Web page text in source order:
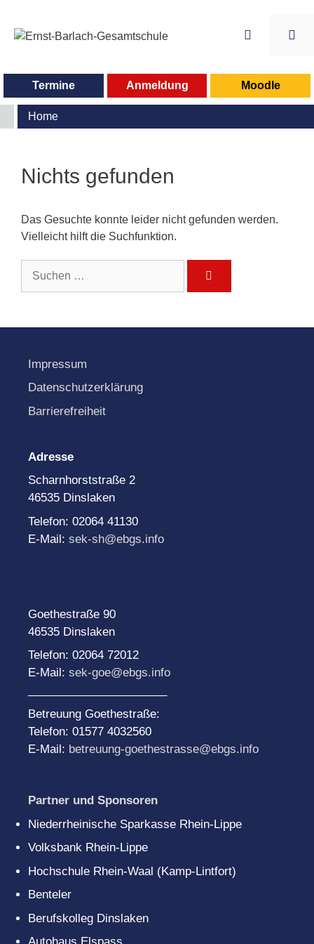
springen
Home
Termine Anmeldung Moodle
Nichts gefunden
Das Gesuchte konnte leider nicht gefunden werden.
Vielleicht hilft die Suchfunktion.
Impressum
Datenschutzerklärung
Barrierefreiheit
Adresse
Scharnhorststraße 2
46535 Dinslaken
Telefon: 02064 41130
E-Mail: sek-sh@ebgs.info
Goethestraße 90
46535 Dinslaken
Telefon: 02064 72012
E-Mail: sek-goe@ebgs.info
Betreuung Goethestraße:
Telefon: 01577 4032560
E-Mail: betreuung-goethestrasse@ebgs.info
Partner und Sponsoren
Niederrheinische Sparkasse Rhein-Lippe
Volksbank Rhein-Lippe
Hochschule Rhein-Waal (Kamp-Lintfort)
Benteler
Berufskolleg Dinslaken